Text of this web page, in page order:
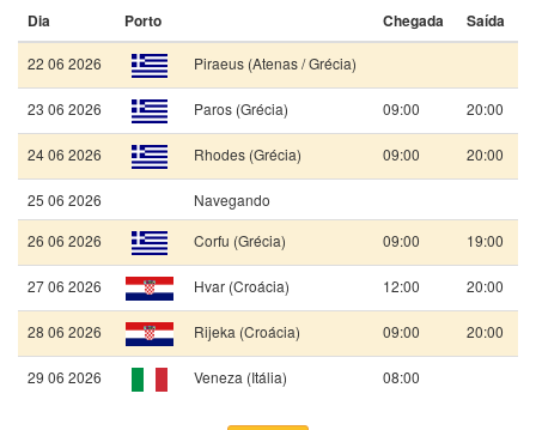
Dia Porto Chegada Saída
22 06 2026 Piraeus (Atenas / Grécia)
23 06 2026 Paros (Grécia) 09:00 20:00
24 06 2026 Rhodes (Grécia) 09:00 20:00
25 06 2026
Navegando
26 06 2026
Corfu (Grécia) 09:00 19:00
27 06 2026 Hvar (Croácia) 12:00 20:00
28 06 2026 Rijeka (Croácia) 09:00 20:00
29 06 2026 Veneza (Itália) 08:00